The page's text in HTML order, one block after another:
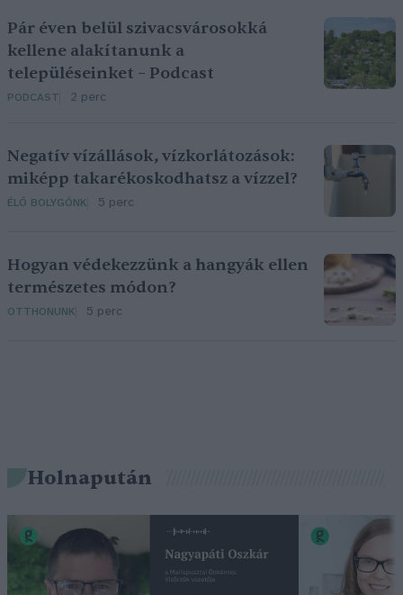
Pár éven belül szivacsvárosokká
kellene alakítanunk a
településeinket – Podcast
PODCAST 2 perc
Negatív vízállások, vízkorlátozások:
miképp takarékoskodhatsz a vízzel?
ÉLŐ BOLYGÓNK 5 perc
Hogyan védekezzünk a hangyák ellen
természetes módon?
OTTHONUNK 5 perc
Holnapután